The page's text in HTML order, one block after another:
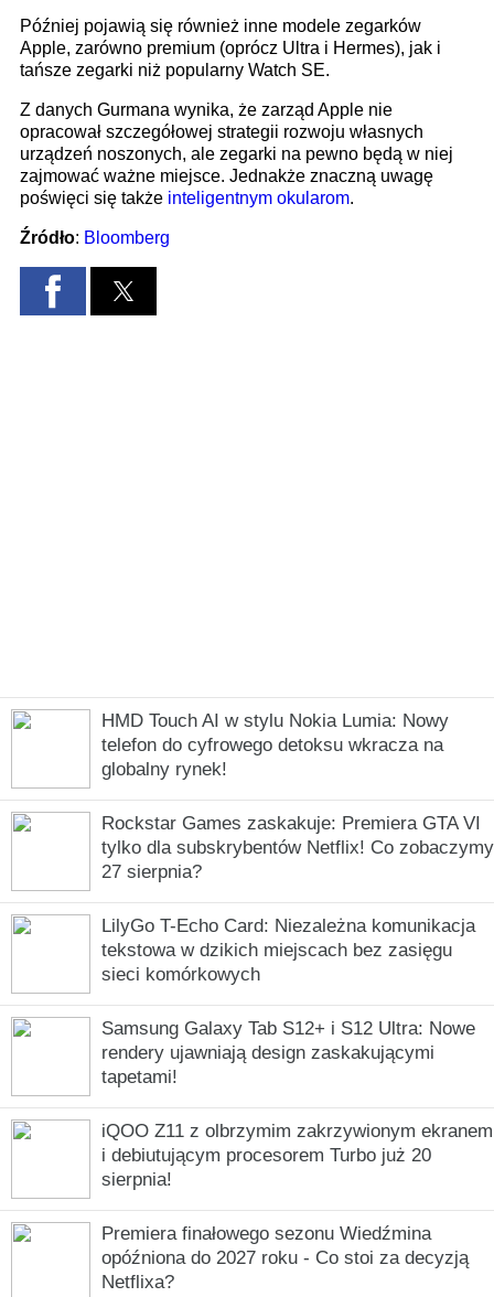
HMD Touch AI w stylu Nokia Lumia: Nowy
telefon do cyfrowego detoksu wkracza na
globalny rynek!
Rockstar Games zaskakuje: Premiera GTA VI
tylko dla subskrybentów Netflix! Co zobaczymy
27 sierpnia?
LilyGo T-Echo Card: Niezależna komunikacja
tekstowa w dzikich miejscach bez zasięgu
sieci komórkowych
Samsung Galaxy Tab S12+ i S12 Ultra: Nowe
rendery ujawniają design zaskakującymi
tapetami!
iQOO Z11 z olbrzymim zakrzywionym ekranem
i debiutującym procesorem Turbo już 20
sierpnia!
Premiera finałowego sezonu Wiedźmina
opóźniona do 2027 roku - Co stoi za decyzją
Netflixa?